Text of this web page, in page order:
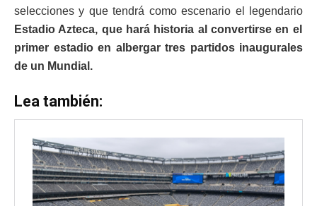
selecciones y que tendrá como escenario el legendario
Estadio Azteca, que hará historia al convertirse en el
primer estadio en albergar tres partidos inaugurales
de un Mundial.
Lea también: